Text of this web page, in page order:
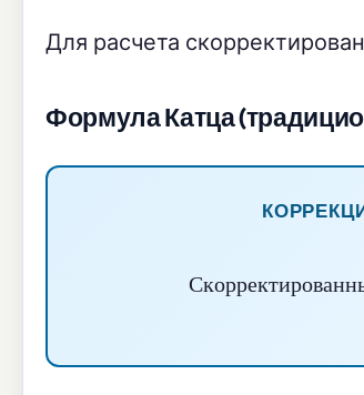
Для расчета
Формула Катца
Ско р р е кт ир о ванн